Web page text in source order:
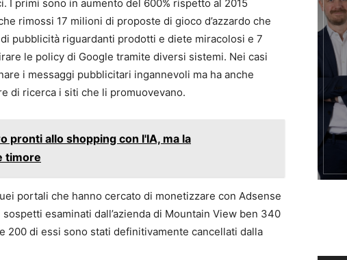
I primi sono in aumento del 600% rispetto al 2015
rimossi 17 milioni di proposte di gioco d’azzardo che
pubblicità riguardanti prodotti e diete miracolosi e 7
le policy di Google tramite diversi sistemi. Nei casi
i messaggi pubblicitari ingannevoli ma ha anche
di ricerca i siti che li promuovevano.
pronti allo shopping con l'IA, ma la
timore
portali che hanno cercato di monetizzare con Adsense
esaminati dall’azienda di Mountain View ben 340
200 di essi sono stati definitivamente cancellati dalla